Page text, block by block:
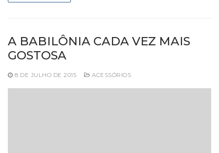
A BABILÔNIA CADA VEZ MAIS
GOSTOSA
8 DE JULHO DE 2015 ACESSÓRIOS